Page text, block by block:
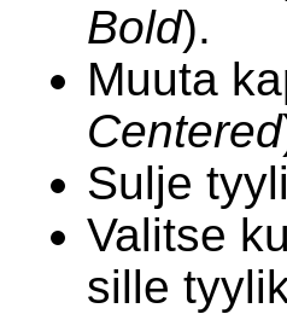
Bold).
Muuta
Centered
Sulje
Valitse
sille